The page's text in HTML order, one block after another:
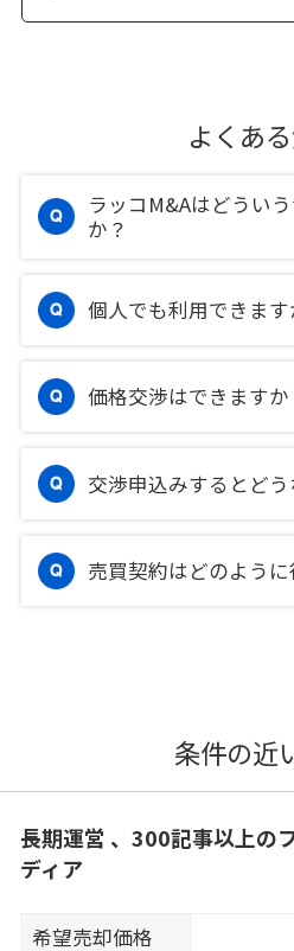
よくあ
ラッコM&Aはどうい
か？
個人でも利用できます
価格交渉はできますか
交渉申込みするとど
売買契約はどのよう
条件の近
長期運営 、300記事以上の
ディア
希望売却価格